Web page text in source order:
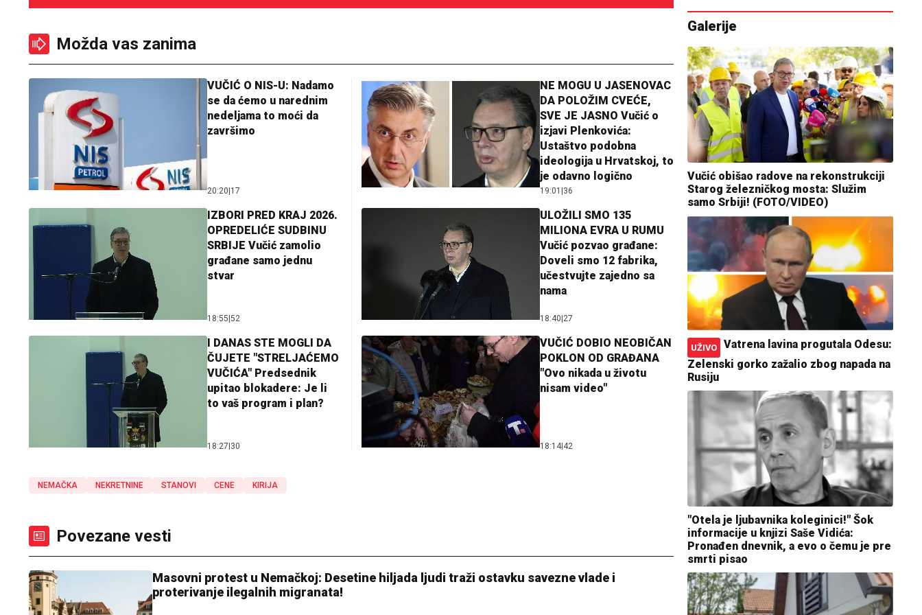
Možda vas zanima
VUČIĆ O NIS-U: Nadamo
se da ćemo u narednim
nedeljama to moći da
završimo
20:20 17
NE MOGU U JASENOVAC
DA POLOŽIM CVEĆE,
SVE JE JASNO Vučić o
izjavi Plenkovića:
Ustaštvo podobna
ideologija u Hrvatskoj, to
je odavno logično
19:01 36
IZBORI PRED KRAJ 2026.
OPREDELIĆE SUDBINU
SRBIJE Vučić zamolio
građane samo jednu
stvar
18:55 52
ULOŽILI SMO 135
MILIONA EVRA U RUMU
Vučić pozvao građane:
Doveli smo 12 fabrika,
učestvujte zajedno sa
nama
18:40 27
I DANAS STE MOGLI DA
ČUJETE "STRELJAĆEMO
VUČIĆA" Predsednik
upitao blokadere: Je li
to vaš program i plan?
18:27 30
VUČIĆ DOBIO NEOBIČAN
POKLON OD GRAĐANA
"Ovo nikada u životu
nisam video"
18:14 42
NEMAČKA NEKRETNINE STANOVI CENE KIRIJA
Povezane vesti
Masovni protest u Nemačkoj: Desetine hiljada ljudi traži ostavku savezne vlade i
proterivanje ilegalnih migranata!
Galerije
Vučić obišao radove na rekonstrukciji
Starog železničkog mosta: Služim
samo Srbiji! (FOTO/VIDEO)
UŽIVO
Vatrena lavina progutala Odesu:
Zelenski gorko zažalio zbog napada na
Rusiju
"Otela je ljubavnika koleginici!" Šok
informacije u knjizi Saše Vidića:
Pronađen dnevnik, a evo o čemu je pre
smrti pisao